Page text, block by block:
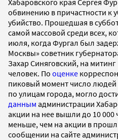
обвинению в причастности к
убийство. Прошедшая в
самой массовой среди всех,
июля, когда Фургал был
Москвы» советник
Захар Синяговский, на
человек. По оценке
пиковый момент число
по улицам города, могло
данным администрации
акции на нее вышли до 10 000
меньше, чем на акции в
сообщении на сайте